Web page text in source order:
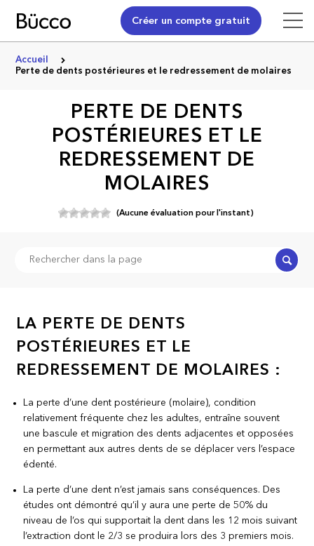
Créer un compte gratuit
Accueil
Perte de dents postérieures et le redressement de molaires
PERTE DE DENTS
POSTÉRIEURES ET LE
REDRESSEMENT DE
MOLAIRES
(Aucune évaluation pour l'instant)
LA PERTE DE DENTS
POSTÉRIEURES ET LE
REDRESSEMENT DE MOLAIRES :
La perte d’une dent postérieure (molaire), condition
relativement fréquente chez les adultes, entraîne souvent
une bascule et migration des dents adjacentes et opposées
en permettant aux autres dents de se déplacer vers l’espace
édenté.
La perte d’une dent n’est jamais sans conséquences. Des
études ont démontré qu’il y aura une perte de 50% du
niveau de l’os qui supportait la dent dans les 12 mois suivant
l’extraction dont le 2/3 se produira lors des 3 premiers mois.